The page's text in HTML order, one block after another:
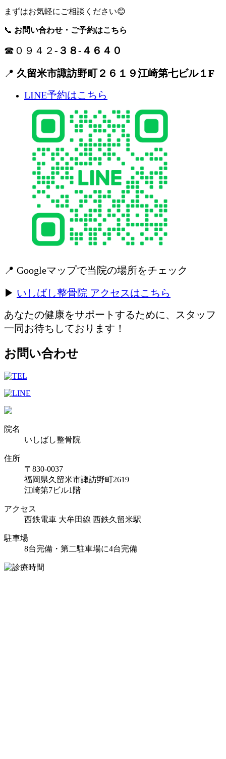
まずはお気軽にご相談ください😊
📞 お問い合わせ・ご予約はこちら
☎０９４２ -３８-４６４０
📍 久留米市諏訪野町２６１９江崎第七ビル１F
LINE予約はこちら
📍 Googleマップで当院の場所をチェック
▶ いしばし整骨院 アクセスはこちら
あなたの健康をサポートするために、スタッフ
一同お待ちしております！
お問い合わせ
院名
いしばし整骨院
住所
〒830-0037
福岡県久留米市諏訪野町2619
江崎第7ビル1階
アクセス
西鉄電車 大牟田線 西鉄久留米駅
駐車場
8台完備・第二駐車場に4台完備